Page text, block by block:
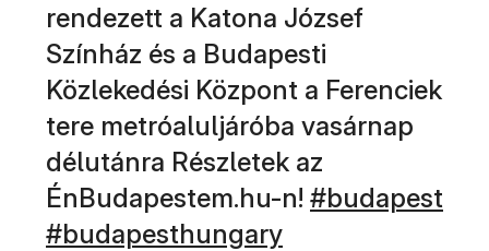
rendezett a Katona József
Színház és a Budapesti
Közlekedési Központ a Ferenciek
tere metróaluljáróba vasárnap
délutánra Részletek az
ÉnBudapestem.hu-n! (új ablakban
#budapest
(új ablakban nyílik meg)
#budapesthungary(új ablakban